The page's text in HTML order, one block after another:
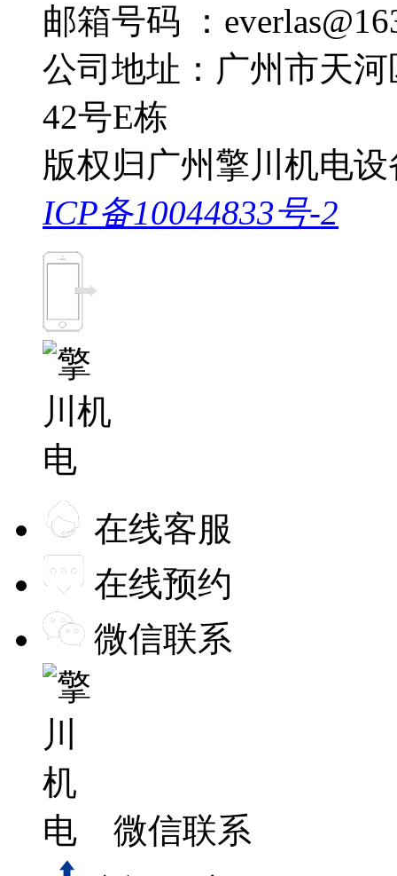
邮箱号码 ：
公司地址：广州市天
42号E栋
版权归广州擎川机电
ICP备10044833号-2
在线客服
在线预约
微信联系
微信联系